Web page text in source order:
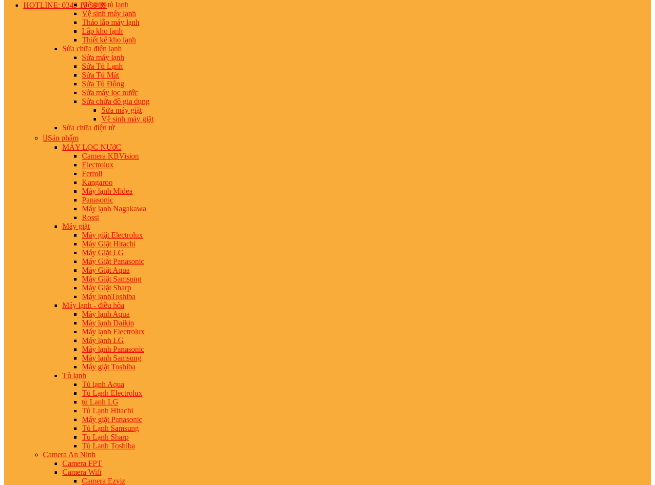
HOTLINE: 0349 10 38 39
Vệ sinh tủ lạnh
Vệ sinh máy lạnh
Tháo lắp máy lạnh
Lắp kho lạnh
Thiết kế kho lạnh
Sửa chữa điện lạnh
Sửa máy lạnh
Sửa Tủ Lạnh
Sửa Tủ Mát
Sửa Tủ Đông
Sửa máy lọc nước
Sửa chữa đồ gia dụng
Sửa máy giặt
Vệ sinh máy giặt
Sửa chữa điện tử
Sản phẩm
MÁY LỌC NƯớC
Camera KBVision
Electrolux
Ferroli
Kangaroo
Máy lạnh Midea
Panasonic
Máy lạnh Nagakawa
Rossi
Máy giặt
Máy giặt Electrolux
Máy Giặt Hitachi
Máy Giặt LG
Máy Giặt Panasonic
Máy Giặt Aqua
Máy Giặt Samsung
Máy Giặt Sharp
Máy lạnhToshiba
Máy lạnh - điều hòa
Máy lạnh Aqua
Máy lạnh Daikin
Máy lạnh Electrolux
Máy lạnh LG
Máy lạnh Panasonic
Máy lạnh Samsung
Máy giặt Toshiba
Tủ lạnh
Tủ lạnh Aqua
Tủ Lạnh Electrolux
tủ Lạnh LG
Tủ Lạnh Hitachi
Máy giặt Panasonic
Tủ Lạnh Samsung
Tủ Lạnh Sharp
Tủ Lạnh Toshiba
Camera An Ninh
Camera FPT
Camera Wifi
Camera Ezviz